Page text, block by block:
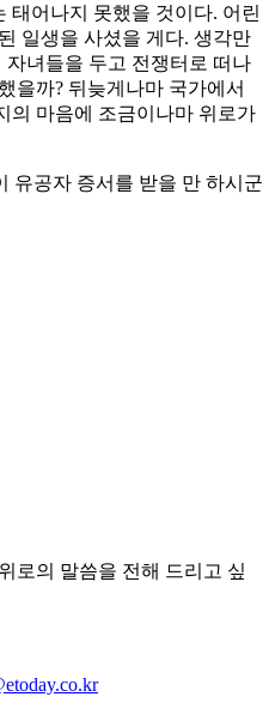
태어나지 못했을 것이다. 어린
일생을 사셨을 게다. 생각만
녀들을 두고 전쟁터로 떠나
을까? 뒤늦게나마 국가에서
의 마음에 조금이나마 위로가
유공자 증서를 받을 만 하시군
로의 말씀을 전해 드리고 싶